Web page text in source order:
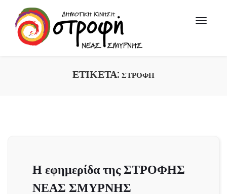
ΕΤΙΚΈΤΑ: ΣΤΡΟΦΉ
Η εφημερίδα της ΣΤΡΟΦΗΣ
ΝΕΑΣ ΣΜΥΡΝΗΣ